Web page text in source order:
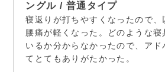
ングル / 普通タイプ
寝返りが打ちやすくなったので、
腰痛が軽くなった。どのような寝
いるか分からなかったので、アド
てとてもありがたかった。